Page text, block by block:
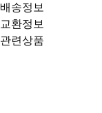
배송정보
교환정보
관련상품